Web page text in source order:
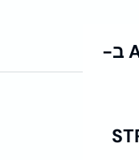
התקנת Appium ב-